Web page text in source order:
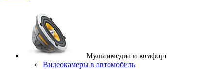
Мультимедиа и комфорт
Видеокамеры в автомобиль